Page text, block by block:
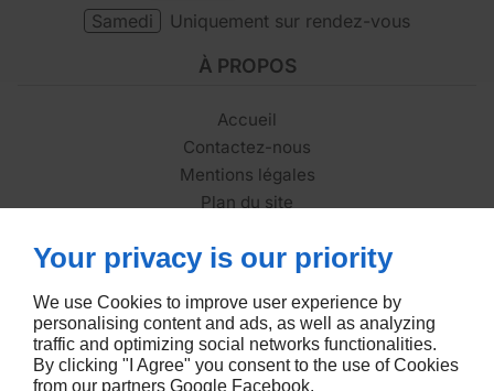
Samedi
Uniquement sur rendez-vous
À PROPOS
Accueil
Contactez-nous
Mentions légales
Plan du site
SUIVEZ-NOUS
Your privacy is our priority
We use Cookies to improve user experience by
personalising content and ads, as well as analyzing
traffic and optimizing social networks functionalities.
By clicking "I Agree" you consent to the use of Cookies
from our partners Google Facebook.